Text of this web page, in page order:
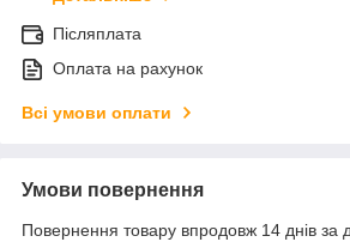
Післяплата
Оплата на рахунок
Всі умови оплати
Умови повернення
Повернення товару впродовж 14 днів за